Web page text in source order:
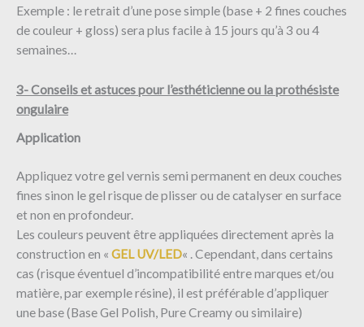
Exemple : le retrait d’une pose simple (base + 2 fines couches
de couleur + gloss) sera plus facile à 15 jours qu’à 3 ou 4
semaines…
3- Conseils et astuces pour l’esthéticienne ou la prothésiste
ongulaire
Application
Appliquez votre gel vernis semi permanent en deux couches
fines sinon le gel risque de plisser ou de catalyser en surface
et non en profondeur.
Les couleurs peuvent être appliquées directement après la
construction en « GEL UV/LED« . Cependant, dans certains
cas (risque éventuel d’incompatibilité entre marques et/ou
matière, par exemple résine), il est préférable d’appliquer
une base (Base Gel Polish, Pure Creamy ou similaire)